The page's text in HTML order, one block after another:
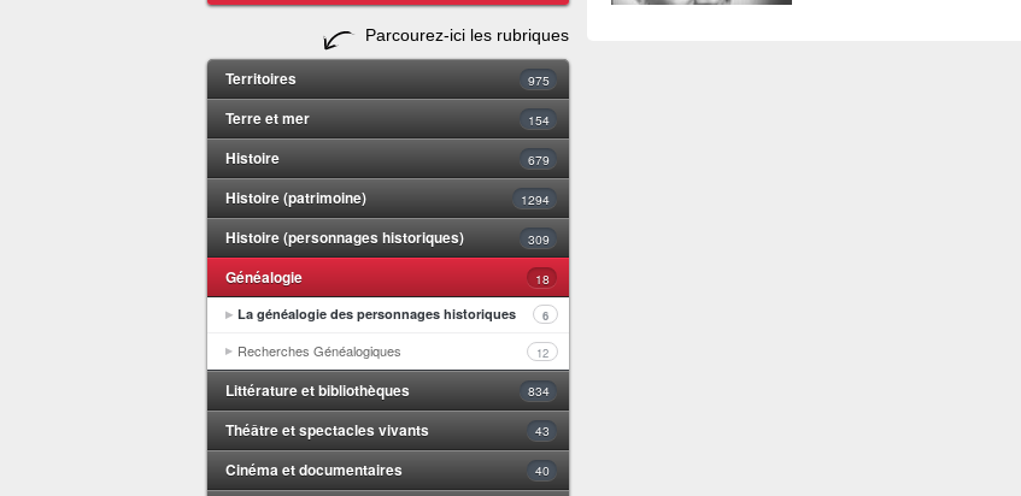
Parcourez-ici les rubriques
Territoires 975
Terre et mer 154
Histoire 679
Histoire (patrimoine) 1294
Histoire (personnages historiques) 309
Généalogie
18
La généalogie des personnages historiques
6
Recherches Généalogiques 12
Littérature et bibliothèques 834
Théâtre et spectacles vivants 43
Cinéma et documentaires 40